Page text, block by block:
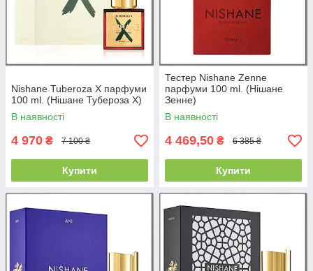
Nishane Tuberoza X парфуми
100 ml. (Нішане Тубероза Х)
В наявності
4 970 ₴ 7 100 ₴
Купити
Тестер Nishane Zenne
парфуми 100 ml. (Нішане
Зенне)
В наявності
4 469,50 ₴ 6 385 ₴
Купити